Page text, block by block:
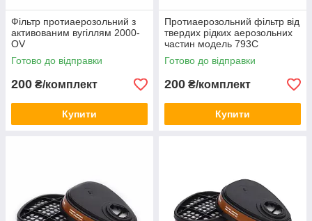
Фільтр протиаерозольний з
активованим вугіллям 2000-
OV
Готово до відправки
200 ₴/комплект
Купити
Протиаерозольний фільтр від
твердих рідких аерозольних
частин модель 793С
Готово до відправки
200 ₴/комплект
Купити